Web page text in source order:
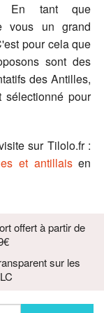
En tant que
vous un grand
pour cela que
sont des
des Antilles,
sélectionné pour
sur Tilolo.fr :
et antillaisen
offert à partir de
sur les